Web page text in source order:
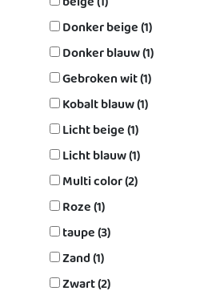
Donker beige (1)
Donker blauw (1)
Gebroken wit (1)
Kobalt blauw (1)
Licht beige (1)
Licht blauw (1)
Multi color (2)
Roze (1)
taupe (3)
Zand (1)
Zwart (2)